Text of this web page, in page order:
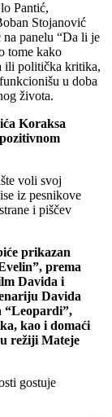
Pantić,
Stojanović
panelu “Da li je
tome kako
ili politička kritika,
u doba
života.
Koraksa
voli svoj
iz pesnikove
i piščev
prikazan
prema
Davida i
Davida
“Leopardi”,
kao i domaći
režiji Mateje
gostuje